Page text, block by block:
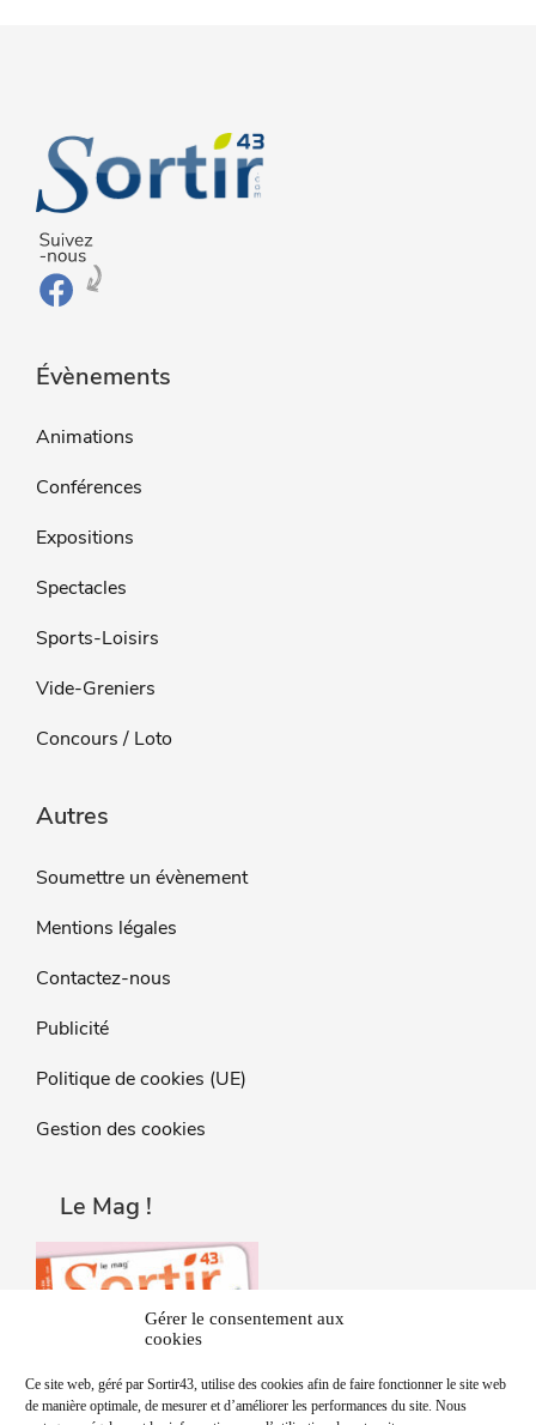
Gérer le consentement aux
cookies
Ce site web, géré par Sortir43, utilise des cookies afin de faire fonctionner le site web
de manière optimale, de mesurer et d’améliorer les performances du site. Nous
Évènements
Animations
Conférences
Expositions
Spectacles
Sports-Loisirs
Vide-Greniers
Concours / Loto
Autres
Soumettre un évènement
Mentions légales
Contactez-nous
Publicité
Politique de cookies (UE)
Gestion des cookies
Le Mag !